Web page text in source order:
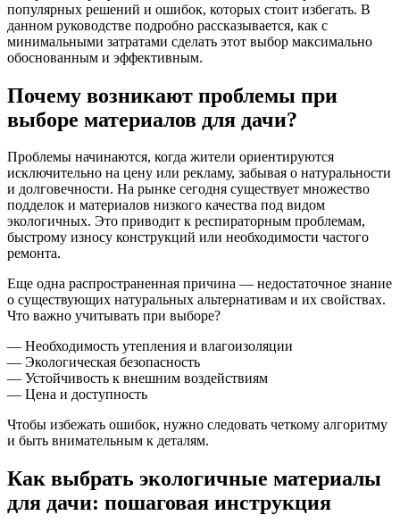
популярных решений и ошибок, которых стоит избегать. В
данном руководстве подробно рассказывается, как с
минимальными затратами сделать этот выбор максимально
обоснованным и эффективным.
Почему возникают проблемы при
выборе материалов для дачи?
Проблемы начинаются, когда жители ориентируются
исключительно на цену или рекламу, забывая о натуральности
и долговечности. На рынке сегодня существует множество
подделок и материалов низкого качества под видом
экологичных. Это приводит к респираторным проблемам,
быстрому износу конструкций или необходимости частого
ремонта.
Еще одна распространенная причина — недостаточное знание
о существующих натуральных альтернативам и их свойствах.
Что важно учитывать при выборе?
— Необходимость утепления и влагоизоляции
— Экологическая безопасность
— Устойчивость к внешним воздействиям
— Цена и доступность
Чтобы избежать ошибок, нужно следовать четкому алгоритму
и быть внимательным к деталям.
Как выбрать экологичные материалы
для дачи: пошаговая инструкция